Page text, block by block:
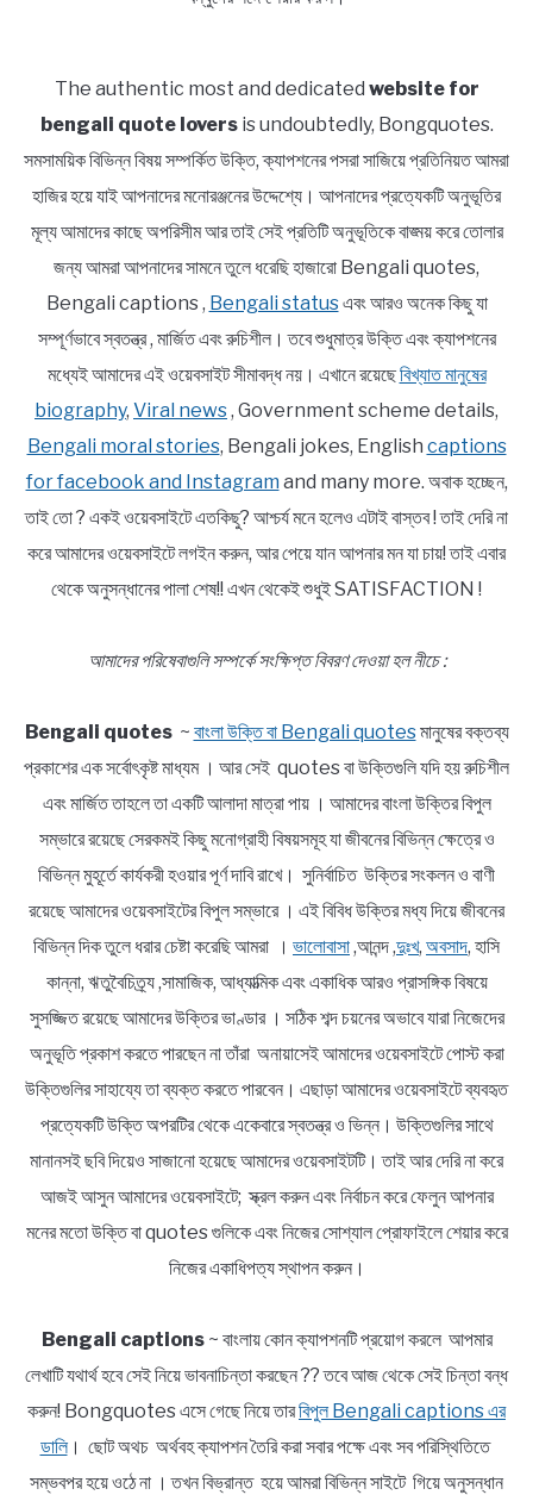
The authentic most and dedicated website for
bengali quote loversis undoubtedly, Bongquotes.
সমসাময়িক বিভিন্ন বিষয় সম্পর্কিত উক্তি, ক্যাপশনের পসরা সাজিয়ে প্রতিনিয়ত আমরা
হাজির হয়ে যাই আপনাদের মনোরঞ্জনের উদ্দেশ্যে। আপনাদের প্রত্যেকটি অনুভূতির
মূল্য আমাদের কাছে অপরিসীম আর তাই সেই প্রতিটি অনুভূতিকে বাঙ্ময় করে তোলার
জন্য আমরা আপনাদের সামনে তুলে ধরেছি হাজারো Bengali quotes,
Bengali captions , Bengali statusএবং আরও অনেক কিছু যা
সম্পূর্ণভাবে স্বতন্ত্র , মার্জিত এবং রুচিশীল। তবে শুধুমাত্র উক্তি এবং ক্যাপশনের
মধ্যেই আমাদের এই ওয়েবসাইট সীমাবদ্ধ নয়। এখানে রয়েছেবিখ্যাত মানুষের
biography, Viral news, Government scheme details,
Bengali moral stories, Bengali jokes, English captions
for facebook and Instagram and many more. অবাক হচ্ছেন,
তাই তো ? একই ওয়েবসাইটে এতকিছু? আশ্চর্য মনে হলেও এটাই বাস্তব ! তাই দেরি না
করে আমাদের ওয়েবসাইটে লগইন করুন, আর পেয়ে যান আপনার মন যা চায়! তাই এবার
থেকে অনুসন্ধানের পালা শেষ!! এখন থেকেই শুধুই SATISFACTION !
আমাদের পরিষেবাগুলি সম্পর্কে সংক্ষিপ্ত বিবরণ দেওয়া হল নীচে :
Bengali quotes~ বাংলা উক্তি বা Bengali quotesমানুষের বক্তব্য
প্রকাশের এক সর্বোৎকৃষ্ট মাধ্যম । আর সেই quotes বা উক্তিগুলি যদি হয় রুচিশীল
এবং মার্জিত তাহলে তা একটি আলাদা মাত্রা পায় । আমাদের বাংলা উক্তির বিপুল
সম্ভারে রয়েছে সেরকমই কিছু মনোগ্রাহী বিষয়সমূহ যা জীবনের বিভিন্ন ক্ষেত্রে ও
বিভিন্ন মুহূর্তে কার্যকরী হওয়ার পূর্ণ দাবি রাখে। সুনির্বাচিত উক্তির সংকলন ও বাণী
রয়েছে আমাদের ওয়েবসাইটের বিপুল সম্ভারে । এই বিবিধ উক্তির মধ্য দিয়ে জীবনের
বিভিন্ন দিক তুলে ধরার চেষ্টা করেছি আমরা । ভালোবাসা,আনন্দ ,দুঃখ, অবসাদ, হাসি
কান্না, ঋতুবৈচিত্র্য ,সামাজিক, আধ্যাত্মিক এবং একাধিক আরও প্রাসঙ্গিক বিষয়ে
সুসজ্জিত রয়েছে আমাদের উক্তির ভাণ্ডার । সঠিক শব্দ চয়নের অভাবে যারা নিজেদের
অনুভূতি প্রকাশ করতে পারছেন না তাঁরা অনায়াসেই আমাদের ওয়েবসাইটে পোস্ট করা
উক্তিগুলির সাহায্যে তা ব্যক্ত করতে পারবেন। এছাড়া আমাদের ওয়েবসাইটে ব্যবহৃত
প্রত্যেকটি উক্তি অপরটির থেকে একেবারে স্বতন্ত্র ও ভিন্ন। উক্তিগুলির সাথে
মানানসই ছবি দিয়েও সাজানো হয়েছে আমাদের ওয়েবসাইটটি। তাই আর দেরি না করে
আজই আসুন আমাদের ওয়েবসাইটে; স্ক্রল করুন এবং নির্বাচন করে ফেলুন আপনার
মনের মতো উক্তি বা quotes গুলিকে এবং নিজের সোশ্যাল প্রোফাইলে শেয়ার করে
নিজের একাধিপত্য স্থাপন করুন।
Bengali captions~ বাংলায় কোন ক্যাপশনটি প্রয়োগ করলে আপমার
লেখাটি যথার্থ হবে সেই নিয়ে ভাবনাচিন্তা করছেন ?? তবে আজ থেকে সেই চিন্তা বন্ধ
করুন! Bongquotes এসে গেছে নিয়ে তারবিপুল Bengali captions এর
ডালি। ছোট অথচ অর্থবহ ক্যাপশন তৈরি করা সবার পক্ষে এবং সব পরিস্থিতিতে
সম্ভবপর হয়ে ওঠে না । তখন বিভ্রান্ত হয়ে আমরা বিভিন্ন সাইটে গিয়ে অনুসন্ধান